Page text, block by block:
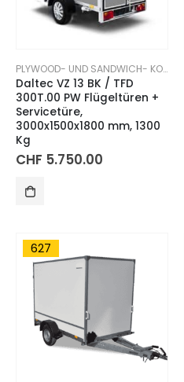
PLYWOOD- UND SANDWICH- KOFFERANHÄNGER
Daltec VZ 13 BK / TFD
300T.00 PW Flügeltüren +
Servicetüre,
3000x1500x1800 mm, 1300
Kg
CHF 5.750.00
627